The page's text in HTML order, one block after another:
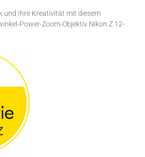
und Ihre Kreativität mit diesem
Power-Zoom-Objektiv Nikon Z 12-